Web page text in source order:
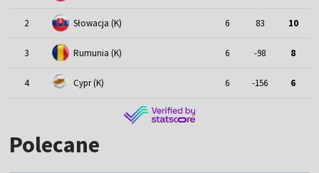
2 Słowacja (K) 6 83 10
3 Rumunia (K) 6 -98 8
4 Cypr (K) 6 -156 6
Polecane